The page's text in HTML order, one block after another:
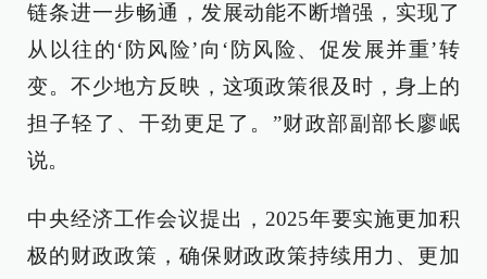
链条进一步畅通，发展动能不断增强，实现了
从以往的‘防风险’向‘防风险、促发展并重’转
变。不少地方反映，这项政策很及时，身上的
担子轻了、干劲更足了。”财政部副部长廖岷
说。
中央经济工作会议提出，2025年要实施更加积
极的财政政策，确保财政政策持续用力、更加